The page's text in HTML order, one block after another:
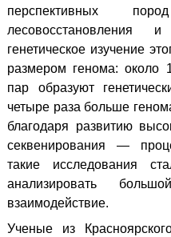
перспективных
лесовосстановления
генетическое изучение
размером генома: около
пар образуют
четыре раза больше
благодаря развитию
секвенирования —
такие исследования
анализировать
взаимодействие.
Ученые из